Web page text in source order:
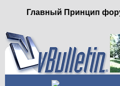
Главный Принцип